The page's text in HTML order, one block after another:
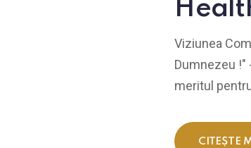
Viziunea
Dumnezeu !"
meritul
CITEȘTE